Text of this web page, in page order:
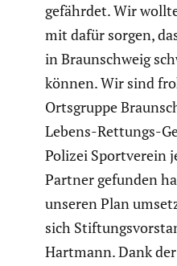
gefährdet. Wir
mit dafür sorgen,
in Braun­schweig
können. Wir sind
Ortsgruppe
Lebens-Rettungs-
Polizei Sport­verein
Partner gefunden
unseren Plan
sich
Hartmann. Dank